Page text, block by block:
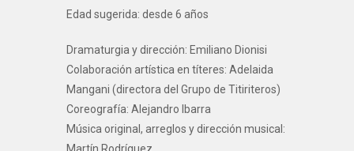
Edad sugerida: desde 6 años
Dramaturgia y dirección: Emiliano Dionisi
Colaboración artística en títeres: Adelaida
Mangani (directora del Grupo de Titiriteros)
Coreografía: Alejandro Ibarra
Música original, arreglos y dirección musical:
Martín Rodríguez